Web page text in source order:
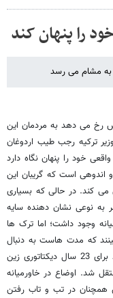
را پنهان کند
به مشام می رسد
رخ می دهد به مردمان این
ترکیه رجب طیب اردوغان
خود را پنهان نگاه دارد
است که گریبان این
می کند. در حالی که بسیاری
به نوعی نشان دهنده سایه
وجود داشت؛ اما ترک ها
که مدت هاست به دنبال
آن بودند. آنچه که در تونس رخ داد زنگ پایانی بود برای 23 سال دیکتاتوری زین
شد. اوضاع در خاورمیانه
همچنان در تب و تاب رفتن